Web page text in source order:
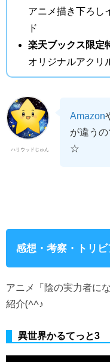
アニメ描き下ろし
ド
楽天ブックス限定
オリジナルアクリ
ハリウッドじゅん
Amazon
が違う
☆
感想・考察・トリ
アニメ「陰の実力者に
紹介(^^♪
異世界かるてっと3